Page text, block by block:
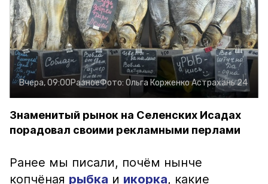
Вчера, 09:00РазноеФото: Ольга КорженкоАстрахань 24
Знаменитый рынок на Селенских Исадах
порадовал своими рекламными перлами
Ранее мы писали, почём нынче
копчёная рыбка и икорка, какие